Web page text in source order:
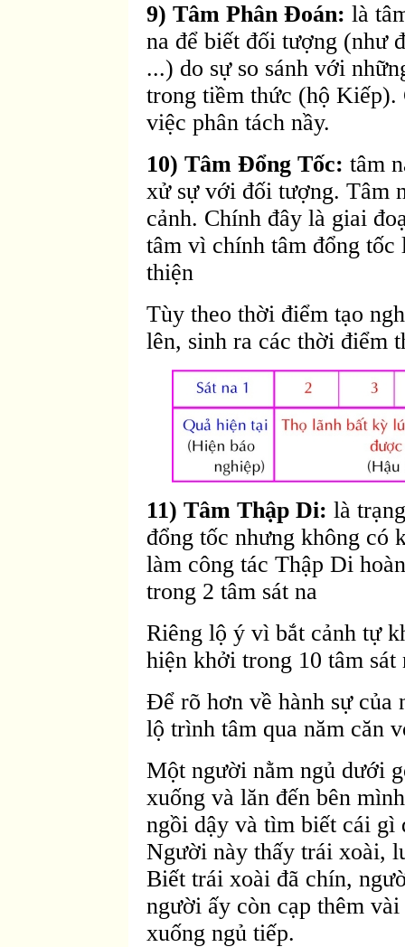
9) Tâm Phân Ðoán: là
na để biết đối tượng (như
...) do sự so sánh với
trong tiềm thức (hộ Kiếp).
việc phân tách nầy.
10) Tâm Ðổng Tốc: tâm
xử sự với đối tượng. Tâm
cảnh. Chính đây là giai
tâm vì chính tâm đổng tốc
thiện
Tùy theo thời điểm tạo
lên, sinh ra các thời điểm
11) Tâm Thập Di: là
đổng tốc nhưng không có
làm công tác Thập Di
trong 2 tâm sát na
Riêng lộ ý vì bắt cảnh tự
hiện khởi trong 10 tâm sát
Ðể rõ hơn về hành sự của
lộ trình tâm qua năm căn
Một người nằm ngủ dưới
xuống và lăn đến bên
ngồi dậy và tìm biết cái gì
Người này thấy trái xoài,
Biết trái xoài đã chín,
người ấy còn cạp thêm
xuống ngủ tiếp.